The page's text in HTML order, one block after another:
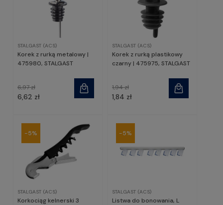
STALGAST (ACS)
Korek z rurką metalowy |
475980, STALGAST
6,62 zł
6,97 zł
STALGAST (ACS)
Korek z rurką plastikowy
czarny | 475975, STALGAST
1,84 zł
1,94 zł
STALGAST (ACS)
Korkociąg kelnerski 3
-5%
STALGAST (ACS)
Listwa do bonowania, L
-5%